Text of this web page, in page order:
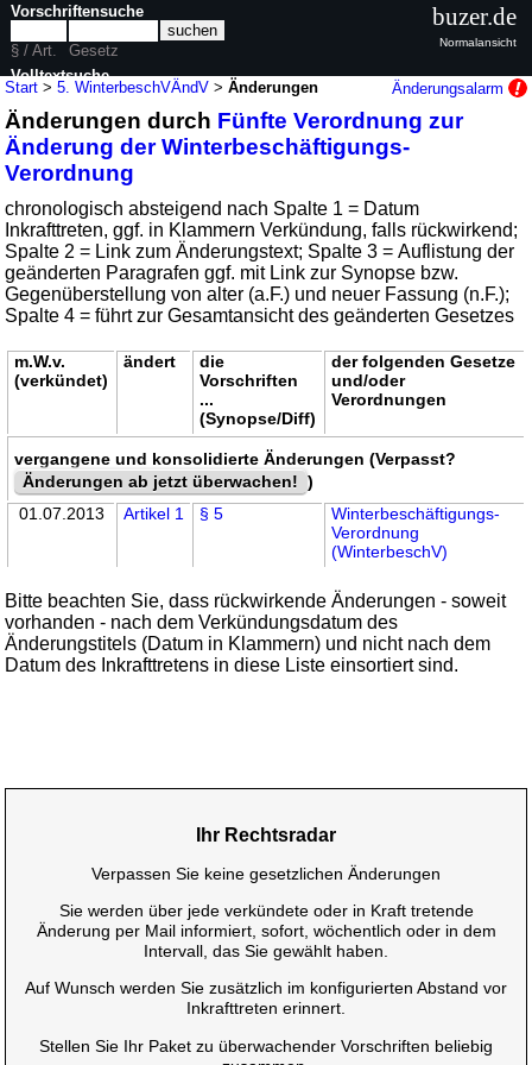
Start >5. WinterbeschVÄndV >Änderungen Änderungsalarm
Änderungen durch Fünfte Verordnung zur
Änderung der Winterbeschäftigungs-
Verordnung
chronologisch absteigend nach Spalte 1 = Datum
Inkrafttreten, ggf. in Klammern Verkündung, falls rückwirkend;
Spalte 2 = Link zum Änderungstext; Spalte 3 = Auflistung der
geänderten Paragrafen ggf. mit Link zur Synopse bzw.
Gegenüberstellung von alter (a.F.) und neuer Fassung (n.F.);
Spalte 4 = führt zur Gesamtansicht des geänderten Gesetzes
m.W.v.
(verkündet)
ändert
die
Vorschriften
...
(Synopse/Diff)
der folgenden Gesetze
und/oder
Verordnungen
vergangene und konsolidierte Änderungen (Verpasst?
Änderungen ab jetzt überwachen! )
01.07.2013
Artikel 1 § 5
Winterbeschäftigungs-
Verordnung
(WinterbeschV)
Bitte beachten Sie, dass rückwirkende Änderungen - soweit
vorhanden - nach dem Verkündungsdatum des
Änderungstitels (Datum in Klammern) und nicht nach dem
Datum des Inkrafttretens in diese Liste einsortiert sind.
Vorschriftensuche
§ / Art.
Gesetz
Volltextsuche
nur in 5. WinterbeschVÄndV
buzer.de
Normalansicht
Ihr Rechtsradar
Verpassen Sie keine gesetzlichen Änderungen
Sie werden über jede verkündete oder in Kraft tretende
Änderung per Mail informiert, sofort, wöchentlich oder in dem
Intervall, das Sie gewählt haben.
Auf Wunsch werden Sie zusätzlich im konfigurierten Abstand vor
Inkrafttreten erinnert.
Stellen Sie Ihr Paket zu überwachender Vorschriften beliebig